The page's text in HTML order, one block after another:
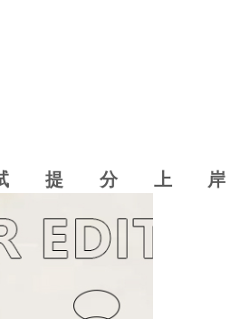
提分上岸